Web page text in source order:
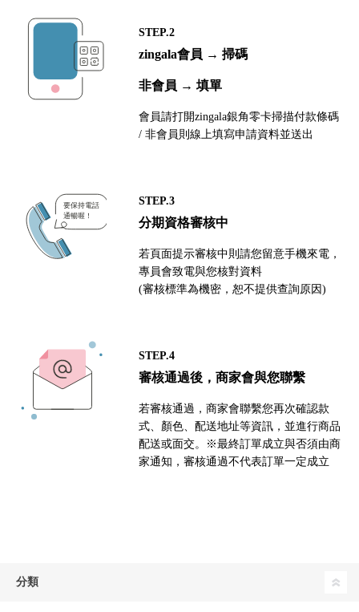
STEP.2
zingala會員 → 掃碼
非會員 → 填單
會員請打開zingala銀角零卡掃描付款條碼
/ 非會員則線上填寫申請資料並送出
STEP.3
分期資格審核中
若頁面提示審核中則請您留意手機來電，
專員會致電與您核對資料
(審核標準為機密，恕不提供查詢原因)
STEP.4
審核通過後，商家會與您聯繫
若審核通過，商家會聯繫您再次確認款
式、顏色、配送地址等資訊，並進行商品
配送或面交。※最終訂單成立與否須由商
家通知，審核通過不代表訂單一定成立
分類